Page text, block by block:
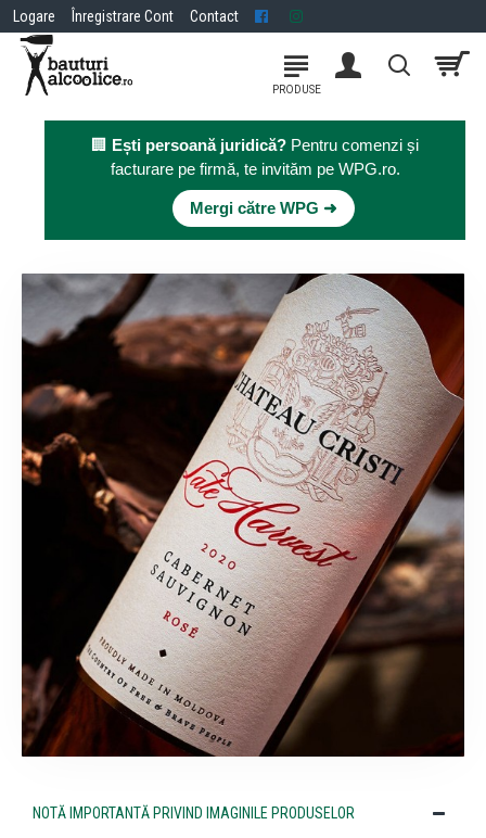
Logare Înregistrare Cont Contact
🏢 Ești persoană juridică? Pentru comenzi și
facturare pe firmă, te invităm pe WPG.ro.
Mergi către WPG ➜
NOTĂ IMPORTANTĂ PRIVIND IMAGINILE PRODUSELOR